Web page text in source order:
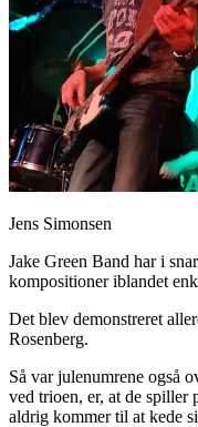
Jens Simonsen
Jake Green Band har i
kompositioner iblandet
Det blev demonstreret
Rosenberg.
Så var julenumrene også
ved trioen, er, at de spiller
aldrig kommer til at kede